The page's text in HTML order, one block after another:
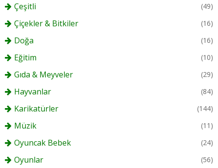
Çeşitli (49)
Çiçekler & Bitkiler (16)
Doğa (16)
Eğitim (10)
Gıda & Meyveler (29)
Hayvanlar (84)
Karikatürler (144)
Müzik (11)
Oyuncak Bebek (24)
Oyunlar (56)